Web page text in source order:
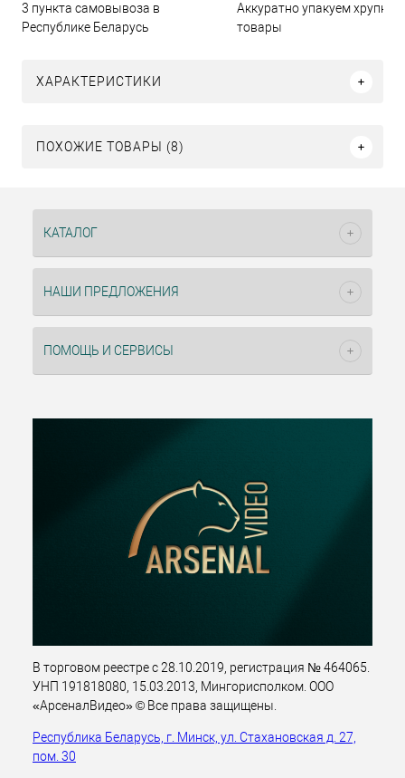
3 пункта самовывоза в
Республике Беларусь
Аккуратно упакуем хрупкие
товары
ХАРАКТЕРИСТИКИ
ПОХОЖИЕ ТОВАРЫ (8)
КАТАЛОГ
НАШИ ПРЕДЛОЖЕНИЯ
ПОМОЩЬ И СЕРВИСЫ
В торговом реестре с 28.10.2019, регистрация № 464065.
УНП 191818080, 15.03.2013, Мингорисполком. ООО
«АрсеналВидео» © Все права защищены.
Республика Беларусь, г. Минск, ул. Стахановская д. 27,
пом. 30